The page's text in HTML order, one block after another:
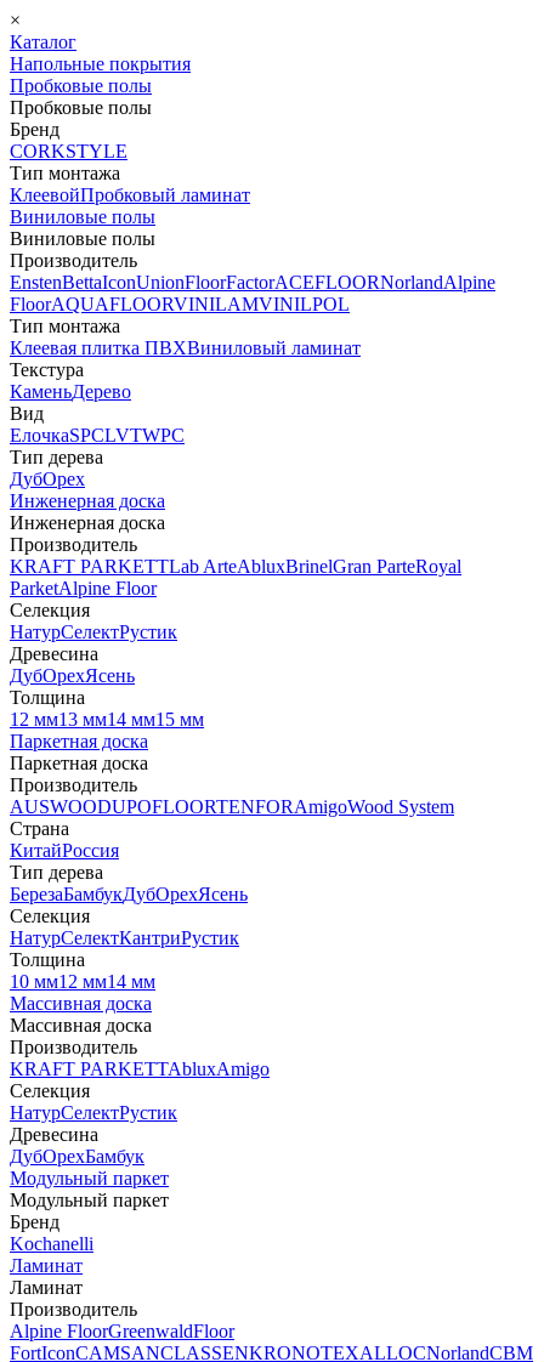
×
Каталог
Напольные покрытия
Пробковые полы
Пробковые полы
Бренд
CORKSTYLE
Тип монтажа
КлеевойПробковый ламинат
Виниловые полы
Виниловые полы
Производитель
EnstenBettaIconUnionFloorFactorACEFLOORNorlandAlpine
FloorAQUAFLOORVINILAMVINILPOL
Тип монтажа
Клеевая плитка ПВХВиниловый ламинат
Текстура
КаменьДерево
Вид
ЕлочкаSPCLVTWPC
Тип дерева
ДубОрех
Инженерная доска
Инженерная доска
Производитель
KRAFT PARKETTLab ArteAbluxBrinelGran ParteRoyal
ParketAlpine Floor
Селекция
НатурСелектРустик
Древесина
ДубОрехЯсень
Толщина
12 мм13 мм14 мм15 мм
Паркетная доска
Паркетная доска
Производитель
AUSWOODUPOFLOORTENFORAmigoWood System
Страна
КитайРоссия
Тип дерева
БерезаБамбукДубОрехЯсень
Селекция
НатурСелектКантриРустик
Толщина
10 мм12 мм14 мм
Массивная доска
Массивная доска
Производитель
KRAFT PARKETTAbluxAmigo
Селекция
НатурСелектРустик
Древесина
ДубОрехБамбук
Модульный паркет
Модульный паркет
Бренд
Kochanelli
Ламинат
Ламинат
Производитель
Alpine FloorGreenwaldFloor
FortIconCAMSANCLASSENKRONOTEXALLOCNorlandCBM